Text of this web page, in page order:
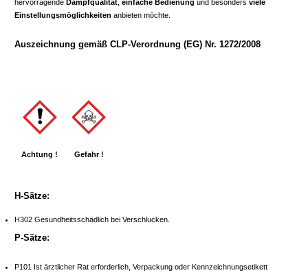
hervorragende Dampfqualität einfache Bedienung und besonders viele
Einstellungsmöglichkeiten anbieten möchte.
Auszeichnung gemäß CLP-Verordnung (EG) Nr. 1272/2008
Achtung ! Gefahr !
H-Sätze:
H302 Gesundheitsschädlich bei Verschlucken.
P-Sätze:
P101 Ist ärztlicher Rat erforderlich, Verpackung oder Kennzeichnungsetikett